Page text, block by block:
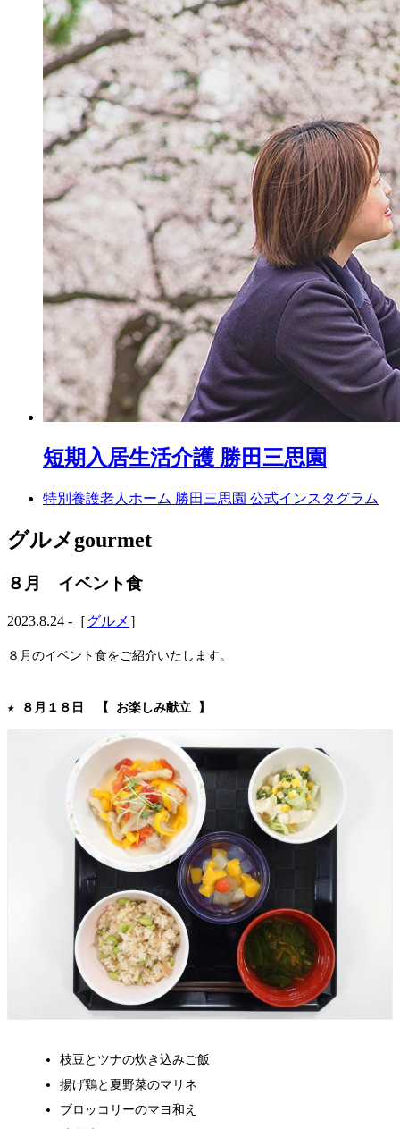
短期入居生活介護 勝田三思園
特別養護老人ホーム 勝田三思園 公式インスタグラム
グルメgourmet
８月 イベント食
2023.8.24 -［グルメ ］
８月のイベント食をご紹介いたします。
★ ８月１８日　【 お楽しみ献立 】
枝豆とツナの炊き込みご飯
揚げ鶏と夏野菜のマリネ
ブロッコリーのマヨ和え